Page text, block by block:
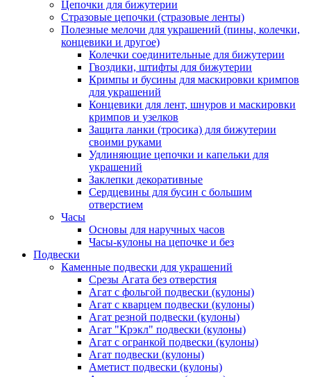
Цепочки для бижутерии
Стразовые цепочки (стразовые ленты)
Полезные мелочи для украшений (пины, колечки,
концевики и другое)
Колечки соединительные для бижутерии
Гвоздики, штифты для бижутерии
Кримпы и бусины для маскировки кримпов
для украшений
Концевики для лент, шнуров и маскировки
кримпов и узелков
Защита ланки (тросика) для бижутерии
своими руками
Удлиняющие цепочки и капельки для
украшений
Заклепки декоративные
Сердцевины для бусин с большим
отверстием
Часы
Основы для наручных часов
Часы-кулоны на цепочке и без
Подвески
Каменные подвески для украшений
Срезы Агата без отверстия
Агат с фольгой подвески (кулоны)
Агат с кварцем подвески (кулоны)
Агат резной подвески (кулоны)
Агат "Крэкл" подвески (кулоны)
Агат с огранкой подвески (кулоны)
Агат подвески (кулоны)
Аметист подвески (кулоны)